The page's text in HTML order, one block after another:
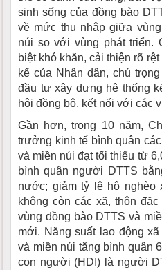
sinh sống của đồng bào
về mức thu nhập giữa
núi so với vùng phát triển.
biệt khó khăn, cải thiện rõ
kế của Nhân dân, chú
đầu tư xây dựng hệ thống
hội đồng bộ, kết nối với các
Gần hơn, trong 10 năm,
trưởng kinh tế bình quân
và miền núi đạt tối thiểu từ
bình quân người DTTS
nước; giảm tỷ lệ hộ nghèo
không còn các xã, thôn
vùng đồng bào DTTS và
mới. Năng suất lao động
và miền núi tăng bình quân
con người (HDI) là người